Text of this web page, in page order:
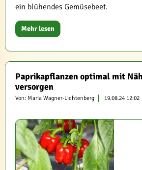
ein blühendes Gemüsebeet.
Mehr lesen
Paprikapflanzen optimal mit
versorgen
Von: Maria Wagner-Lichtenberg 19.08.24 12:02